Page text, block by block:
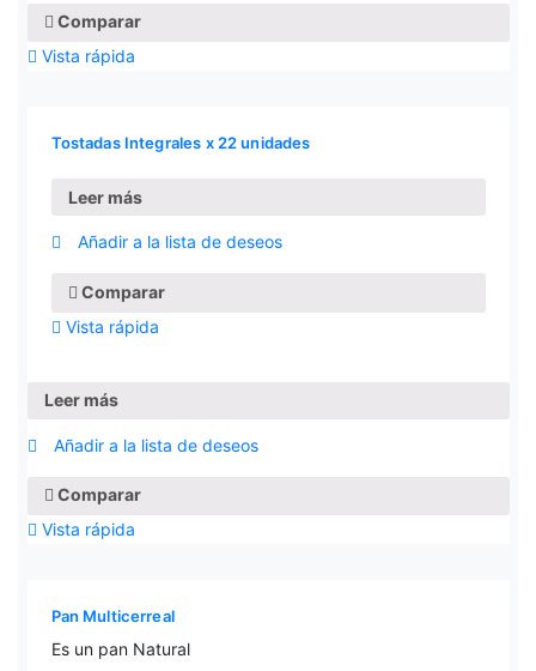
Comparar
Vista rápida
Tostadas Integrales x 22 unidades
Leer más
Añadir a la lista de deseos
Comparar
Vista rápida
Leer más
Añadir a la lista de deseos
Comparar
Vista rápida
Pan Multicerreal
Es un pan Natural